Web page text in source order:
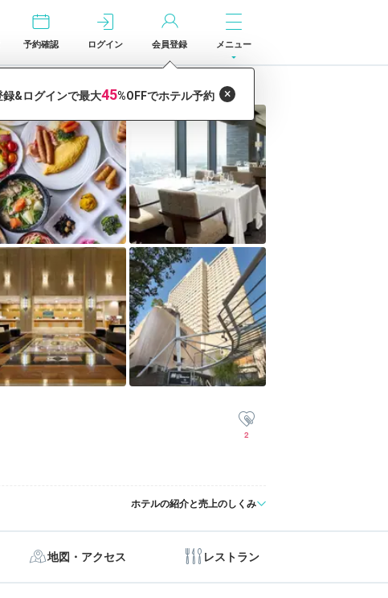
予約確認 ログイン 会員登録 メニュー
2
ホテルの紹介と売上のしくみ
地図・アクセス レストラン